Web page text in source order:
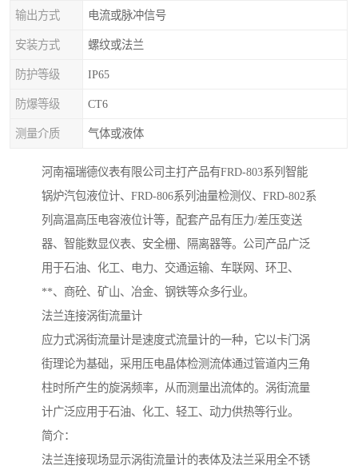
输出方式 电流或脉冲信号
安装方式 螺纹或法兰
防护等级 IP65
防爆等级 CT6
测量介质 气体或液体
河南福瑞德仪表有限公司主打产品有FRD-803系列智能
锅炉汽包液位计、FRD-806系列油量检测仪、FRD-802系
列高温高压电容液位计等，配套产品有压力/差压变送
器、智能数显仪表、安全栅、隔离器等。公司产品广泛
用于石油、化工、电力、交通运输、车联网、环卫、
**、商砼、矿山、冶金、钢铁等众多行业。
法兰连接涡街流量计
应力式涡街流量计是速度式流量计的一种，它以卡门涡
街理论为基础，采用压电晶体检测流体通过管道内三角
柱时所产生的旋涡频率，从而测量出流体的。涡街流量
计广泛应用于石油、化工、轻工、动力供热等行业。
简介：
法兰连接现场显示涡街流量计的表体及法兰采用全不锈